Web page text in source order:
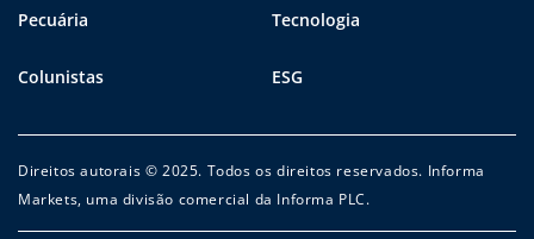
Pecuária Tecnologia
Colunistas ESG
Direitos autorais © 2025. Todos os direitos reservados. Informa
Markets, uma divisão comercial da Informa PLC.